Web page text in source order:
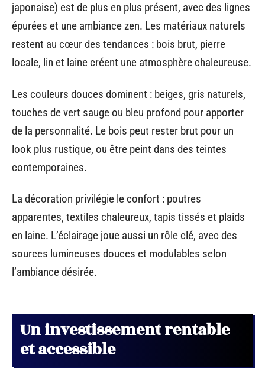
japonaise) est de plus en plus présent, avec des lignes
épurées et une ambiance zen. Les matériaux naturels
restent au cœur des tendances : bois brut, pierre
locale, lin et laine créent une atmosphère chaleureuse.
Les couleurs douces dominent : beiges, gris naturels,
touches de vert sauge ou bleu profond pour apporter
de la personnalité. Le bois peut rester brut pour un
look plus rustique, ou être peint dans des teintes
contemporaines.
La décoration privilégie le confort : poutres
apparentes, textiles chaleureux, tapis tissés et plaids
en laine. L’éclairage joue aussi un rôle clé, avec des
sources lumineuses douces et modulables selon
l’ambiance désirée.
Un investissement rentable
et accessible